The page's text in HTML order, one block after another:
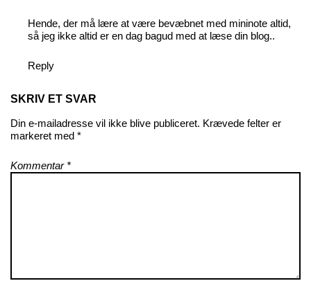
Hende, der må lære at være bevæbnet med mininote altid,
så jeg ikke altid er en dag bagud med at læse din blog..
Reply
SKRIV ET SVAR
Din e-mailadresse vil ikke blive publiceret. Krævede felter er
markeret med *
Kommentar *